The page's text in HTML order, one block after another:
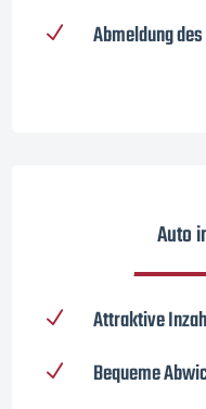
N Abmeldung
Auto
N Attraktive
N Bequeme